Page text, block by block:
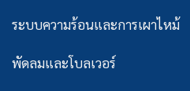
ระบบความร้อนและการเผาไหม้
พัดลมและโบลเวอร์